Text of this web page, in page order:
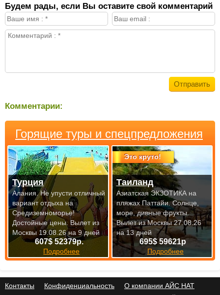
Будем рады, если Вы оставите свой комментарий
Комментарии:
Горящие туры и спецпредложения
607$ 52379р.
Подробнее
Турция
Алания. Не упусти отличный
вариант отдыха на
Средиземноморье!
Достойные цены. Вылет из
Москвы 19.08.26 на 9 дней
Это круто!
695$ 59621р
Подробнее
Таиланд
Азиатская ЭКЗОТИКА на
пляжах Паттайи. Солнце,
море, дивные фрукты.
Вылет из Москвы 27.08.26
на 13 дней
Контакты Конфиденциальность
О компании АЙС НАТ